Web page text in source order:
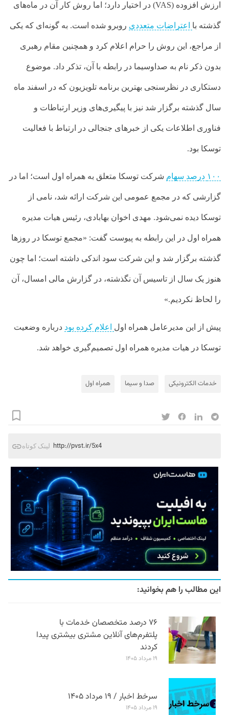
ارزش افزوده (VAS) در اختیار دارد؛ اما روش کار آن در ماه‌های
گذشته با اعتراضات متعددی روبرو شده است. به گونه‌ای که یکی
از مراجع، این روش را حرام اعلام کرد و همچنین مقام رهبری
بدون ذکر نام به صداوسیما در رابطه با آن، تذکر داد. موضوع
دستکاری در نظرسنجی بهترین برنامه تلویزیون که در اسفند ماه
سال گذشته برگزار شد نیز با پیگیری‌های وزیر ارتباطات و
فناوری اطلاعات یکی از خبرهای جنجالی در ارتباط با فعالیت
توسکا بود.
۱۰۰ درصد سهام شرکت توسکا متعلق به همراه اول است؛ اما در
گزارشی که در مجمع عمومی این شرکت ارائه شد، نامی از
توسکا دیده نمی‌شود. مهدی اخوان بهابادی، رئیس هیات مدیره
همراه اول در این رابطه به پیوست گفت: «مجمع توسکا در روزها
گذشته برگزار شد و این شرکت سود اندکی داشته است؛ اما چون
هنوز یک سال از تاسیس آن نگذشته، در گزارش مالی امسال، آن
را لحاظ نکردیم.»
پیش از این مدیرعامل همراه اول اعلام کرده بود درباره وضعیت
توسکا در هیات مدیره همراه اول تصمیم‌گیری خواهد شد.
خدمات الکترونیکی صدا و سیما همراه اول
لینک کوتاه http://pvst.ir/5x4
این مطالب را هم بخوانید:
۷۶ درصد متخصصان خدمات با
پلتفرم‌های آنلاین مشتری بیشتری پیدا
کردند
۱۹ مرداد ۱۴۰۵
سرخط اخبار / ۱۹ مرداد ۱۴۰۵
۱۹ مرداد ۱۴۰۵